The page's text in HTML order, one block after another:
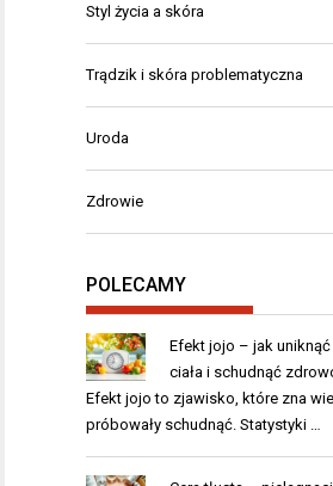
Styl życia a skóra
Trądzik i skóra problematyczna
Uroda
Zdrowie
POLECAMY
Efekt jojo – jak uniknąć
ciała i schudnąć
Efekt jojo to zjawisko, które zna
próbowały schudnąć. Statystyki …